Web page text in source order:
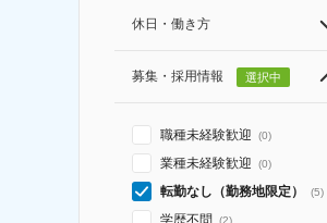
休日・働き方
募集・採用情報 選択中
職種未経験歓迎 (0)
業種未経験歓迎 (0)
転勤なし（勤務地限定） (5)
学歴不問 (2)